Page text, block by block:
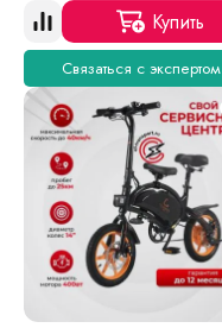
Купить
Связаться с экспертом